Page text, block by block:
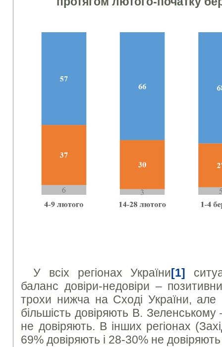
У всіх регіонах України[1]
баланс довіри-недовіри –
трохи нижча на Сході України, але
більшість довіряють В. Зеленському
не довіряють. В інших регіонах
69% довіряють і 28-30% не